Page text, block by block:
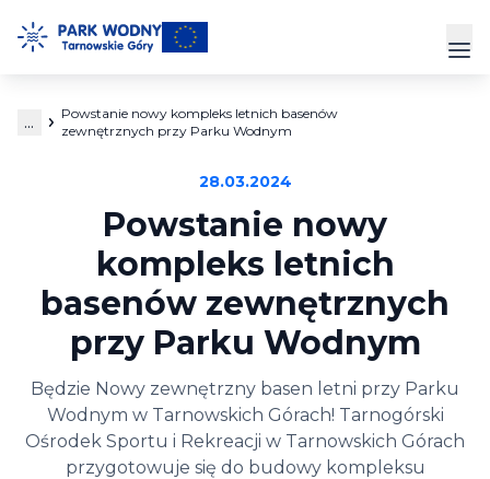
do
Park Wodny
Cennik
Strefa Klienta
Kontakt
...
Powstanie nowy kompleks letnich basenów
zewnętrznych przy Parku Wodnym
28.03.2024
Powstanie nowy
kompleks letnich
basenów zewnętrznych
przy Parku Wodnym
Będzie Nowy zewnętrzny basen letni przy Parku
Wodnym w Tarnowskich Górach! Tarnogórski
Ośrodek Sportu i Rekreacji w Tarnowskich Górach
przygotowuje się do budowy kompleksu